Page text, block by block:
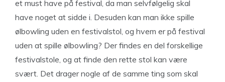
et must have på festival, da man selvfølgelig skal
have noget at sidde i. Desuden kan man ikke spille
ølbowling uden en festivalstol, og hvem er på festival
uden at spille ølbowling? Der findes en del forskellige
festivalstole, og at finde den rette stol kan være
svært. Det drager nogle af de samme ting som skal